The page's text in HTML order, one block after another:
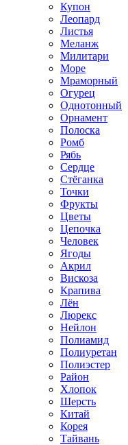
Купон
Леопард
Листья
Меланж
Милитари
Море
Мраморный
Огурец
Однотонный
Орнамент
Полоска
Ромб
Рябь
Сердце
Стёганка
Точки
Фрукты
Цветы
Цепочка
Человек
Ягоды
Акрил
Вискоза
Крапива
Лён
Люрекс
Нейлон
Полиамид
Полиуретан
Полиэстер
Район
Хлопок
Шерсть
Китай
Корея
Тайвань